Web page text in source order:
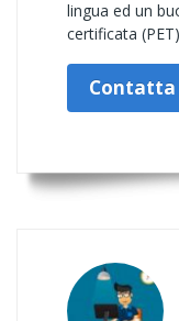
lingua ed un
certificata
Contatta